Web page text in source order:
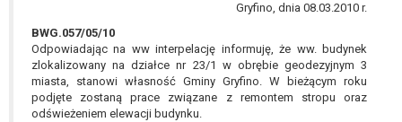
Gryfino, dnia 08.03.2010 r.
BWG.057/05/10
Odpowiadając na ww interpelację informuję, że ww. budynek
zlokalizowany na działce nr 23/1 w obrębie geodezyjnym 3
miasta, stanowi własność Gminy Gryfino. W bieżącym roku
podjęte zostaną prace związane z remontem stropu oraz
odświeżeniem elewacji budynku.